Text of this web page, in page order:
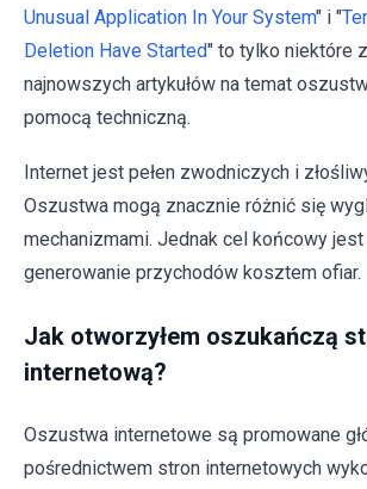
Unusual Application In Your System" i "
Deletion Have Started" to tylko niektóre
najnowszych artykułów na temat
pomocą techniczną.
Internet jest pełen zwodniczych i
Oszustwa mogą znacznie różnić się
mechanizmami. Jednak cel końcowy
generowanie przychodów kosztem ofiar.
Jak otworzyłem oszukańczą
internetową?
Oszustwa internetowe są promowane
pośrednictwem stron internetowych